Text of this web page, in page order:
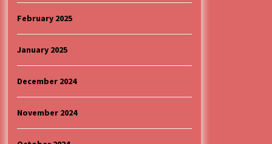
February 2025
January 2025
December 2024
November 2024